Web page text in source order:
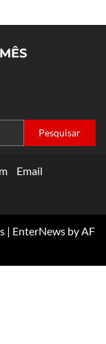
Email
| EnterNewsby AF